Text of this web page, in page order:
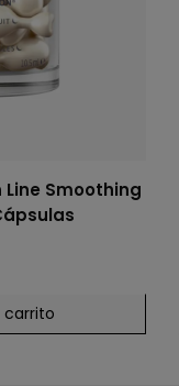
Line Smoothing
carrito